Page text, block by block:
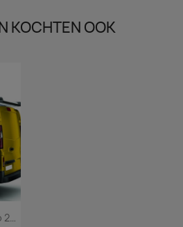
KOCHTEN OOK
Imperiaal TÜV Opel Vivaro 2014 T/m 2018 (spoiler)